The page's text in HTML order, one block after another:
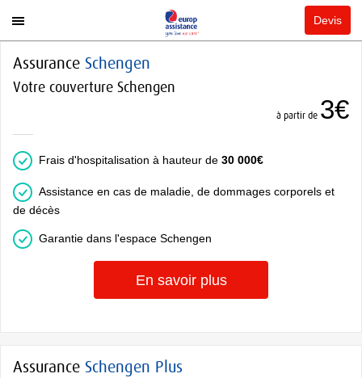
Devis
Assurance Schengen
à partir de 3€
Votre couverture Schengen
Frais d'hospitalisation à hauteur de 30 000€
Assistance en cas de maladie, de dommages corporels et
de décès
Garantie dans l'espace Schengen
En savoir plus
Assurance Schengen Plus